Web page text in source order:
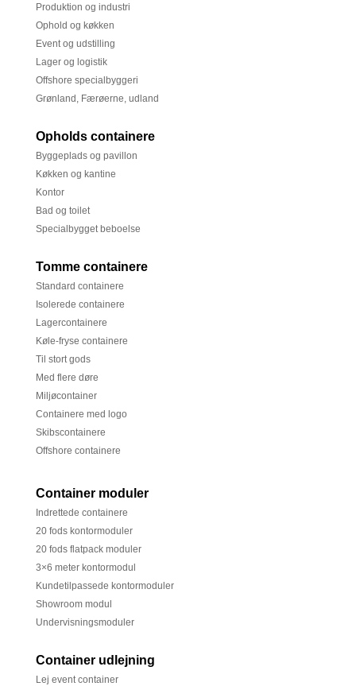
Produktion og industri
Ophold og køkken
Event og udstilling
Lager og logistik
Offshore specialbyggeri
Grønland, Færøerne, udland
Opholds containere
Byggeplads og pavillon
Køkken og kantine
Kontor
Bad og toilet
Specialbygget beboelse
Tomme containere
Standard containere
Isolerede containere
Lagercontainere
Køle-fryse containere
Til stort gods
Med flere døre
Miljøcontainer
Containere med logo
Skibscontainere
Offshore containere
Container moduler
Indrettede containere
20 fods kontormoduler
20 fods flatpack moduler
3×6 meter kontormodul
Kundetilpassede kontormoduler
Showroom modul
Undervisningsmoduler
Container udlejning
Lej event container